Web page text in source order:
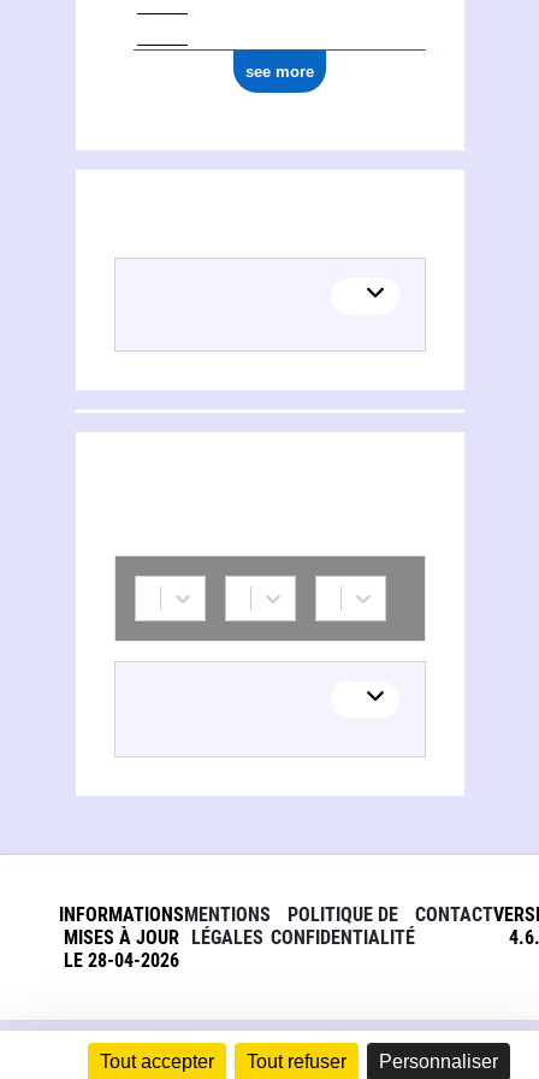
Tout accepter Tout refuser Personnaliser
see more
INFORMATIONS
MISES À JOUR
LE 28-04-2026
MENTIONS
LÉGALES
POLITIQUE DE
CONFIDENTIALITÉ
CONTACT